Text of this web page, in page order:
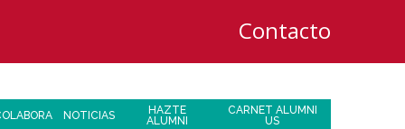
Contacto
NOTICIAS
HAZTE
ALUMNI
CARNET ALUMNI
US